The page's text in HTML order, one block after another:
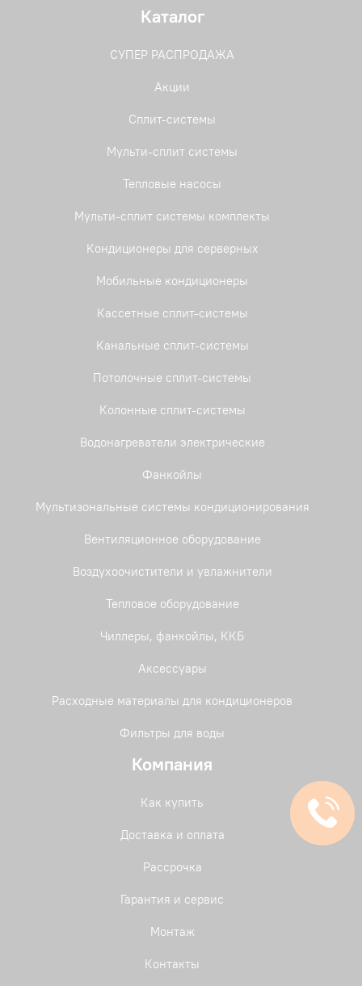
Каталог
СУПЕР РАСПРОДАЖА
Акции
Сплит-системы
Мульти-сплит системы
Тепловые насосы
Мульти-сплит системы комплекты
Кондиционеры для серверных
Мобильные кондиционеры
Кассетные сплит-системы
Канальные сплит-системы
Потолочные сплит-системы
Колонные сплит-системы
Водонагреватели электрические
Фанкойлы
Мультизональные системы кондиционирования
Вентиляционное оборудование
Воздухоочистители и увлажнители
Тепловое оборудование
Чиллеры, фанкойлы, ККБ
Аксессуары
Расходные материалы для кондиционеров
Фильтры для воды
Компания
Как купить
Доставка и оплата
Рассрочка
Гарантия и сервис
Монтаж
Контакты